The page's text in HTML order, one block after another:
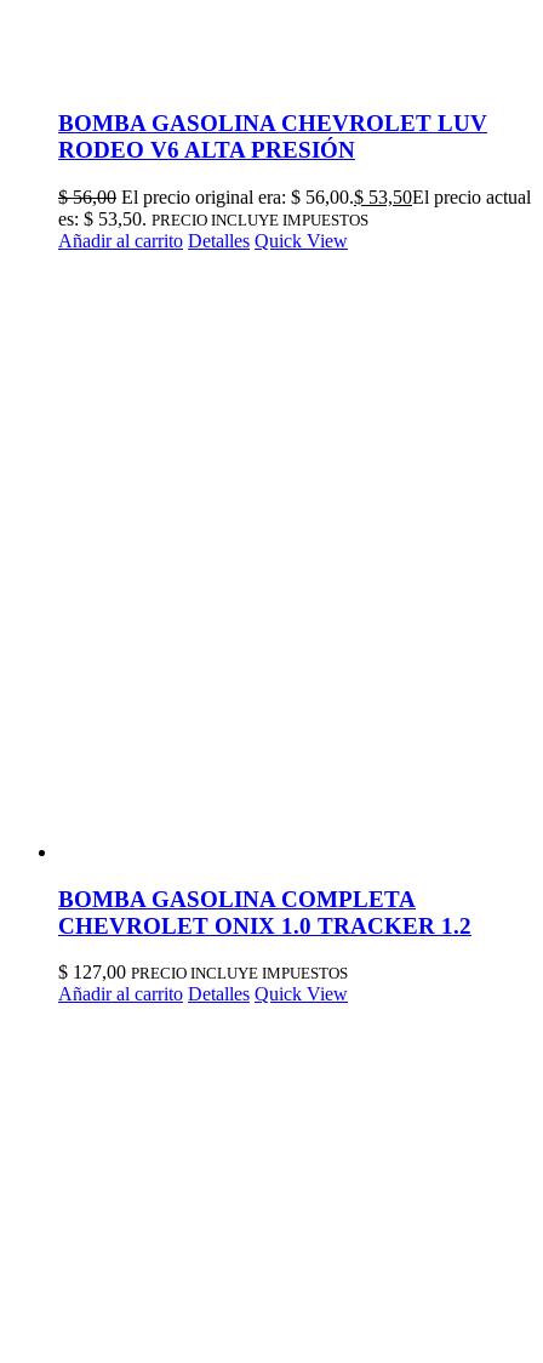
BOMBA GASOLINA CHEVROLET LUV
RODEO V6 ALTA PRESIÓN
$56,00 El precio original era: $ 56,00.$ 53,50El precio actual
es: $ 53,50. PRECIO INCLUYE IMPUESTOS
Añadir al carrito Detalles Quick View
BOMBA GASOLINA COMPLETA
CHEVROLET ONIX 1.0 TRACKER 1.2
$ 127,00 PRECIO INCLUYE IMPUESTOS
Añadir al carrito Detalles Quick View